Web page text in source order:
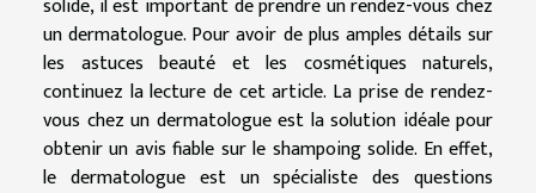
un dermatologue. Pour avoir de plus amples détails sur
les astuces beauté et les cosmétiques naturels,
continuez la lecture de cet article. La prise de rendez-
vous chez un dermatologue est la solution idéale pour
obtenir un avis fiable sur le shampoing solide. En effet,
le dermatologue est un spécialiste des questions